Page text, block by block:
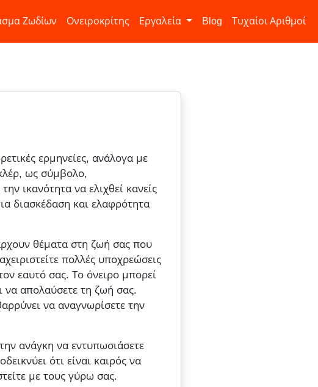
Ζωδίων Ονειροκρίτης Εργαλεία Blog Τυχαίοι Αριθμοί
ερμηνείες, ανάλογα με
ως σύμβολο,
ικανότητα να ελιχθεί κανείς
διασκέδαση και ελαφρότητα
θέματα στη ζωή σας που
πολλές υποχρεώσεις
εαυτό σας. Το όνειρο μπορεί
να απολαύσετε τη ζωή σας.
να αναγνωρίσετε την
ανάγκη να εντυπωσιάσετε
ότι είναι καιρός να
με τους γύρω σας.